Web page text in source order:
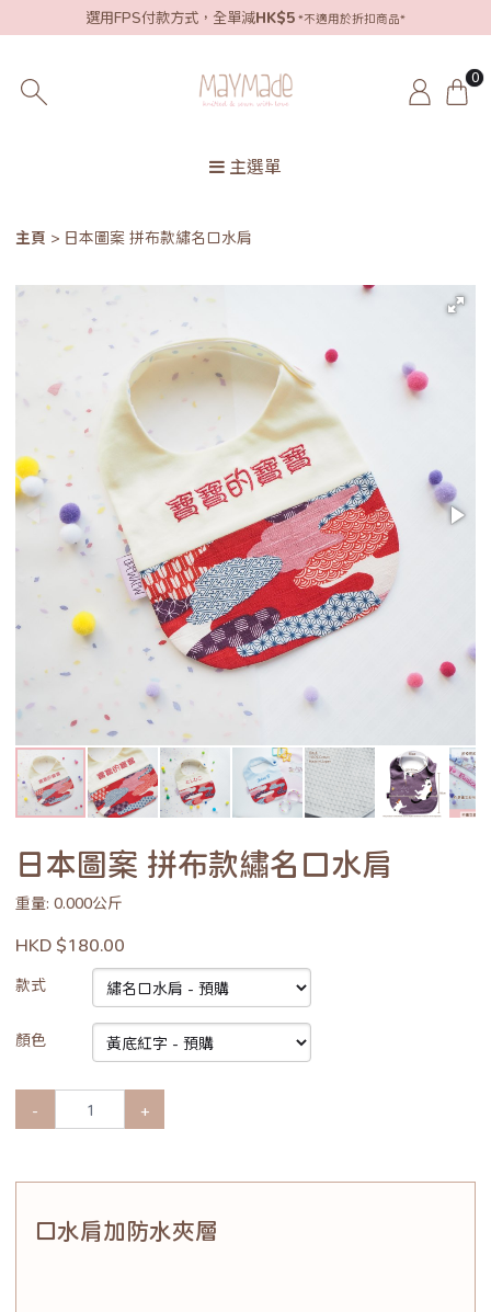
選用FPS付款方式，全單減HK$5 *不適用於折扣商品*
0
主選單
主頁 日本圖案 拼布款繡名口水肩
日本圖案 拼布款繡名口水肩
重量: 0.000公斤
HKD $180.00
款式
顏色
- +
口水肩加防水夾層